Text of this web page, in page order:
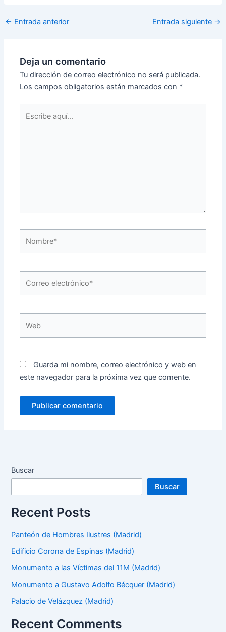
← Entrada anterior Entrada siguiente →
Deja un comentario
Tu dirección de correo electrónico no será publicada.
Los campos obligatorios están marcados con *
aquí...
Guarda mi nombre, correo electrónico y web en
este navegador para la próxima vez que comente.
Buscar
Buscar
Recent Posts
Panteón de Hombres Ilustres (Madrid)
Edificio Corona de Espinas (Madrid)
Monumento a las Víctimas del 11M (Madrid)
Monumento a Gustavo Adolfo Bécquer (Madrid)
Palacio de Velázquez (Madrid)
Recent Comments